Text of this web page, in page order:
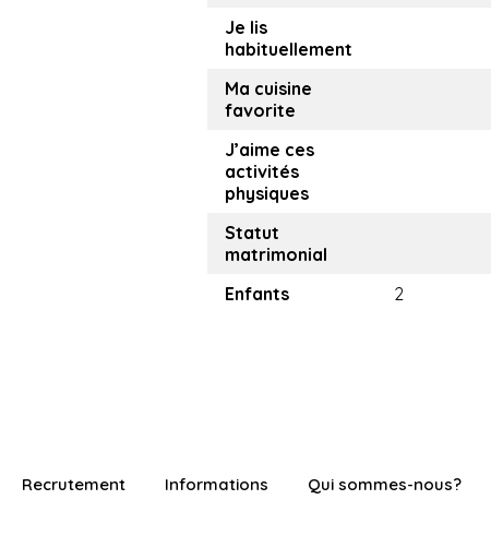
Je lis
habituellement
Ma cuisine
favorite
J’aime ces
activités
physiques
Statut
matrimonial
Enfants
2
Recrutement Informations Qui sommes-nous?